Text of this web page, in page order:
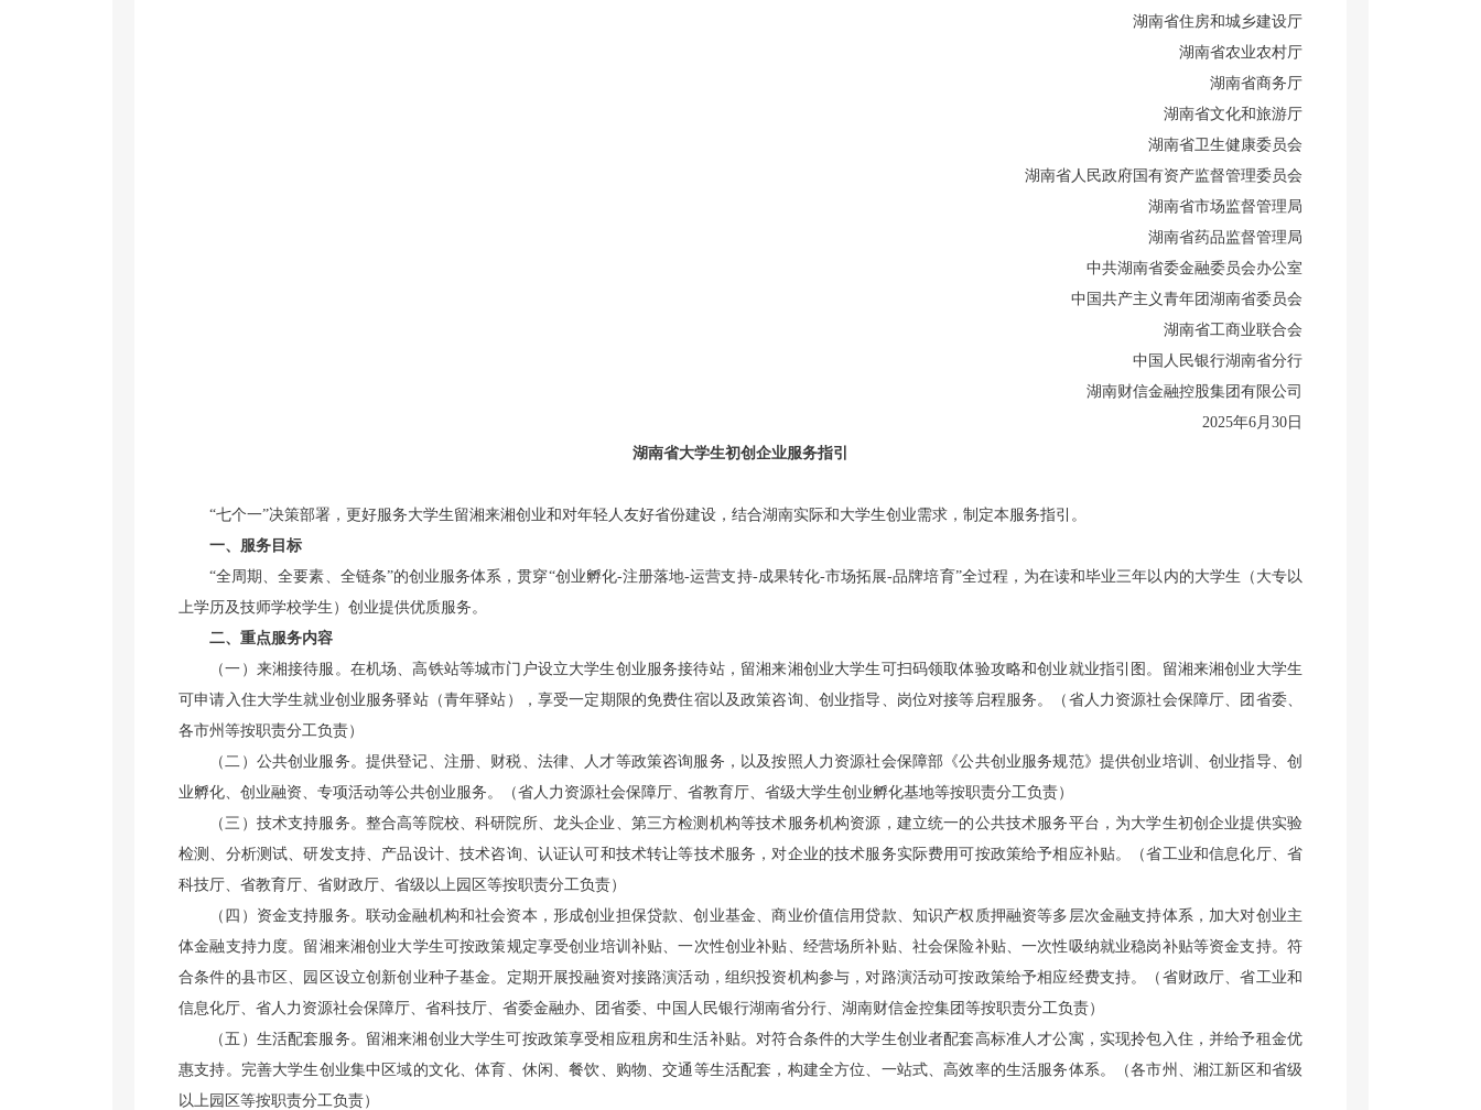
湖南省住房和城乡建设厅
湖南省农业农村厅
湖南省商务厅
湖南省文化和旅游厅
湖南省卫生健康委员会
湖南省人民政府国有资产监督管理委员会
湖南省市场监督管理局
湖南省药品监督管理局
中共湖南省委金融委员会办公室
中国共产主义青年团湖南省委员会
湖南省工商业联合会
中国人民银行湖南省分行
湖南财信金融控股集团有限公司
2025年6月30日
湖南省大学生初创企业服务指引
“七个一”决策部署，更好服务大学生留湘来湘创业和对年轻人友好省份建设，结合湖南实际和大学生创业需求，制定本服务指引。
一、服务目标
“全周期、全要素、全链条”的创业服务体系，贯穿“创业孵化-注册落地-运营支持-成果转化-市场拓展-品牌培育”全过程，为在读和毕业三年以内的大学生（大专以
上学历及技师学校学生）创业提供优质服务。
二、重点服务内容
（一）来湘接待服 。 在机场、高铁站等城市门户设立大学生创业服务接待站，留湘来湘创业大学生可扫码领取体验攻略和创业就业指引图。留湘来湘创业大学生
可申请入住大学生就业创业服务驿站（青年驿站），享受一定期限的免费住宿以及政策咨询、创业指导、岗位对接等启程服务。
（省人力资源社会保障厅、团省委、
各市州等按职责分工负责）
（二）公共创业服务。 提供登记、注册、财税、法律、人才等政策咨询服务，以及按照人力资源社会保障部《公共创业服务规范》提供创业培训、创业指导、创
业孵化、创业融资、专项活动等公共创业服务。
（省人力资源社会保障厅、省教育厅、省级大学生创业孵化基地等按职责分工负责）
（三）技术支持服务。 整合高等院校、科研院所、龙头企业、第三方检测机构等技术服务机构资源，建立统一的公共技术服务平台，为大学生初创企业提供实验
检测、分析测试、研发支持、产品设计、技术咨询、认证认可和技术转让等技术服务，对企业的技术服务实际费用可按政策给予相应补贴。
（省工业和信息化厅、省
科技厅、省教育厅、省财政厅、省级以上园区等按职责分工负责）
（四）资金支持服务。 联动金融机构和社会资本，形成创业担保贷款、创业基金、商业价值信用贷款、知识产权质押融资等多层次金融支持体系，加大对创业主
体金融支持力度。留湘来湘创业大学生可按政策规定享受创业培训补贴、一次性创业补贴、经营场所补贴、社会保险补贴、一次性吸纳就业稳岗补贴等资金支持。符
合条件的县市区、园区设立创新创业种子基金。定期开展投融资对接路演活动，组织投资机构参与，对路演活动可按政策给予相应经费支持。
（省财政厅、省工业和
信息化厅、省人力资源社会保障厅、省科技厅、省委金融办、团省委、中国人民银行湖南省分行、湖南财信金控集团等按职责分工负责）
（五）生活配套服务。 留湘来湘创业大学生可按政策享受相应租房和生活补贴。对符合条件的大学生创业者配套高标准人才公寓，实现拎包入住，并给予租金优
惠支持。完善大学生创业集中区域的文化、体育、休闲、餐饮、购物、交通等生活配套，构建全方位、一站式、高效率的生活服务体系。
（各市州、湘江新区和省级
以上园区等按职责分工负责）